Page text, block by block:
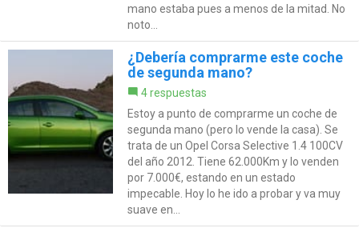
mano estaba pues a menos de la mitad. No
noto...
¿Debería comprarme este coche
de segunda mano?
4 respuestas
Estoy a punto de comprarme un coche de
segunda mano (pero lo vende la casa). Se
trata de un Opel Corsa Selective 1.4 100CV
del año 2012. Tiene 62.000Km y lo venden
por 7.000€, estando en un estado
impecable. Hoy lo he ido a probar y va muy
suave en...